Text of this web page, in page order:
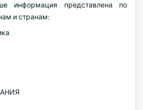
информация представлена по
и странам: